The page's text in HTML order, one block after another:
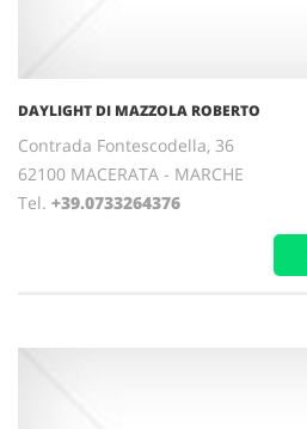
DAYLIGHT DI MAZZOLA ROBERTO
Contrada Fontescodella, 36
62100 MACERATA - MARCHE
Tel. +39.0733264376